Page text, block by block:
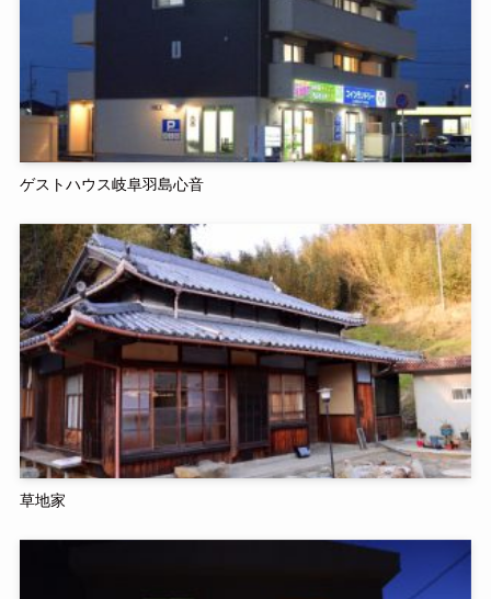
ゲストハウス岐阜羽島心音
草地家